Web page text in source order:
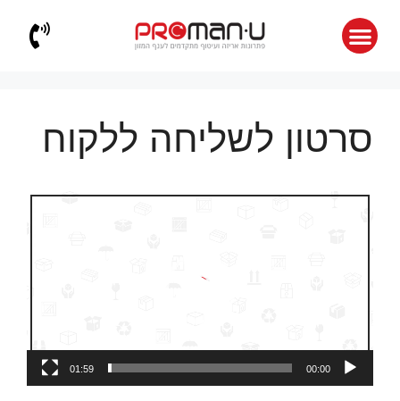
סרטון לשליחה ללקוח
נגן
00:00
01:59